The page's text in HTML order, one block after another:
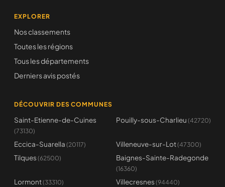
EXPLORER
Nos classements
Toutes les régions
Tous les départements
Derniers avis postés
DÉCOUVRIR DES COMMUNES
Saint-Etienne-de-Cuines
(73130)
Pouilly-sous-Charlieu (42720)
Eccica-Suarella (20117) Villeneuve-sur-Lot(47300)
Tilques (62500) Baignes-Sainte-Radegonde
(16360)
Lormont(33310) Villecresnes (94440)